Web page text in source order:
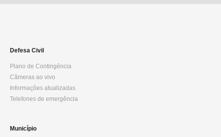
Defesa Civil
Plano de Contingência
Câmeras ao vivo
Informações atualizadas
Telefones de emergência
Município